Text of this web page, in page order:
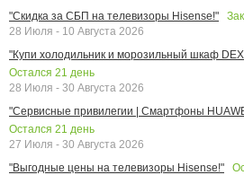
"Скидка за СБП на телевизоры Hisense!"
28 Июля - 10 Августа 2026
"Купи холодильник и морозильный шкаф
Остался 21 день
28 Июля - 30 Августа 2026
"Сервисные привилегии | Смартфоны
Остался 21 день
27 Июля - 30 Августа 2026
"Выгодные цены на телевизоры Hisense!"